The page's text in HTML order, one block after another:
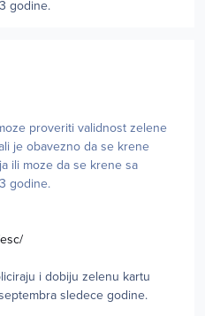
godine.
proveriti validnost zelene
je obavezno da se krene
ili moze da se krene sa
godine.
i dobiju zelenu kartu
sledece godine.